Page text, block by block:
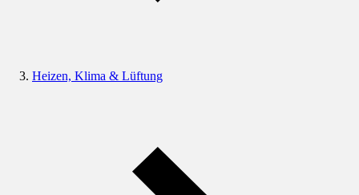
Heizen, Klima & Lüftung